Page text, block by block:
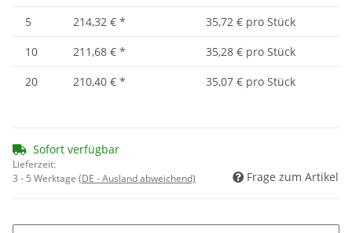
5
214,32 € *
35,72 € pro Stück
10
211,68 € *
35,28 € pro Stück
20
210,40 € * 35,07 € pro Stück
Sofort verfügbar
Lieferzeit:
3 - 5 Werktage (DE - Ausland abweichend) Frage zum Artikel